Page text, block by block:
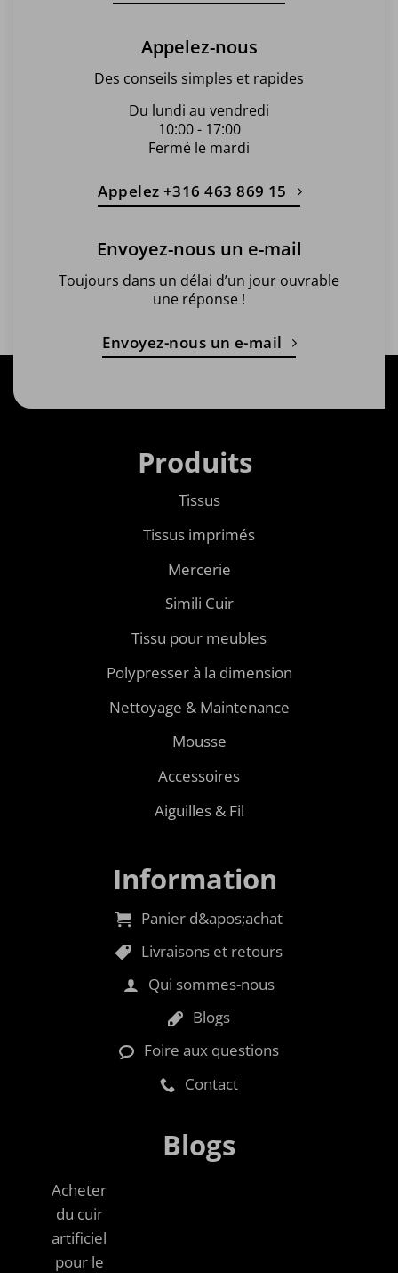
Appelez-nous
Des conseils simples et rapides
Du lundi au vendredi
10:00 - 17:00
Fermé le mardi
Appelez +316 463 869 15
Envoyez-nous un e-mail
Toujours dans un délai d’un jour ouvrable
une réponse !
Envoyez-nous un e-mail
Produits
Tissus
Tissus imprimés
Mercerie
Simili Cuir
Tissu pour meubles
Polypresser à la dimension
Nettoyage & Maintenance
Mousse
Accessoires
Aiguilles & Fil
Information
Panier d&apos;achat
Livraisons et retours
Qui sommes-nous
Blogs
Foire aux questions
Contact
Blogs
Acheter
du cuir
artificiel
pour le